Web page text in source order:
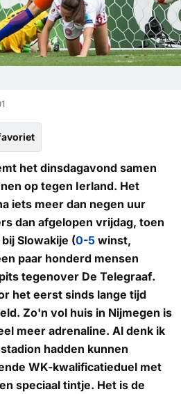
het dinsdagavond samen
op tegen Ierland. Het
iets meer dan negen uur
dan afgelopen vrijdag, toen
Slowakije (0-5 winst,
paar honderd mensen
tegenover De Telegraaf.
het eerst sinds lange tijd
Zo'n vol huis in Nijmegen is
meer adrenaline. Al denk ik
hadden kunnen
WK-kwalificatieduel met
speciaal tintje. Het is de